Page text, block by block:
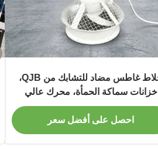
خلاط غاطس مضاد للتشابك من QJB،
خزانات سماكة الحمأة، محرك عالي
الطاقة، دمج تدفق الخلط، الكربون
احصل على أفضل سعر